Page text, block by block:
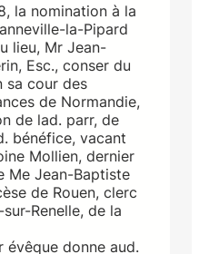
la nomination à la
la-Pipard
lieu, Mr Jean-
Esc., conser du
sa cour des
de Normandie,
de lad. parr, de
bénéfice, vacant
Mollien, dernier
Me Jean-Baptiste
de Rouen, clerc
Renelle, de la
évêque donne aud.